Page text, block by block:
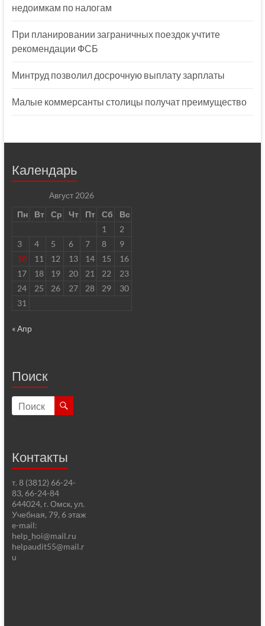
недоимкам по налогам
При планировании заграничных поездок учтите
рекомендации ФСБ
Минтруд позволил досрочную выплату зарплаты
Малые коммерсанты столицы получат преимущество
Календарь
Август 2026
Пн
Вт Ср Чт Пт Сб
Вс
1
2
3
4 5 6 7 8
9
10
11 12 13 14 15
16
17
18 19 20 21 22
23
24
25 26 27 28 29
30
31
« Апр
Поиск
Контакты
т. 8 (3812) 66-24-
83, 66-24-84
644024, г. Омск, ул.
Учебная, 79, 6 этаж
e-mail:
help_hoi@mail.ru
helpaudit55@mail.r
u